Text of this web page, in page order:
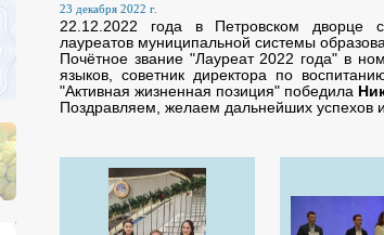
23 декабря 2022 г.
22.12.2022 года в Петровском дворце
лауреатов муниципальной системы
Почётное звание "Лауреат 2022 года" в
языков, советник директора по
"Активная жизненная позиция" победила
Поздравляем, желаем дальнейших успехов